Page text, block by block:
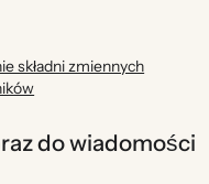
składni zmiennych
do wiadomości